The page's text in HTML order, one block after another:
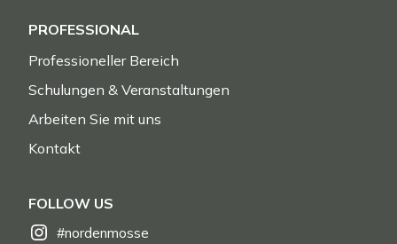
PROFESSIONAL
Professioneller Bereich
Schulungen & Veranstaltungen
Arbeiten Sie mit uns
Kontakt
FOLLOW US
#nordenmosse